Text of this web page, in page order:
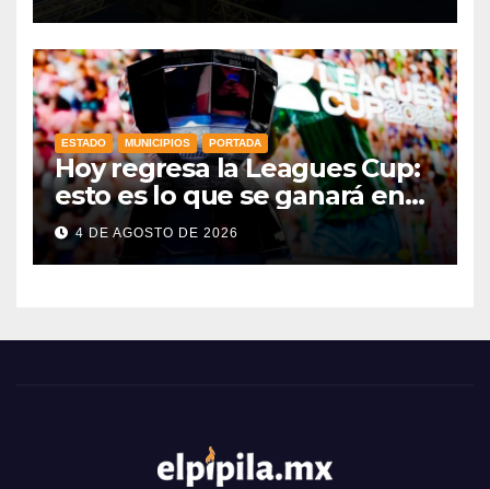
ESTADO MUNICIPIOS PORTADA
Hoy regresa la Leagues Cup:
esto es lo que se ganará en
esta edición
4 DE AGOSTO DE 2026